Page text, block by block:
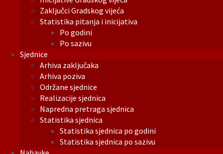
Zaključci Gradskog vijeća
Statistika pitanja i inicijativa
Po godini
Po sazivu
Sjednice
Arhiva zaključaka
Arhiva poziva
Održane sjednice
Realizacije sjednica
Napredna pretraga sjednica
Statistika sjednica
Statistika sjednica po godini
Statistika sjednica po sazivu